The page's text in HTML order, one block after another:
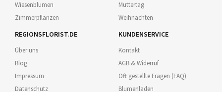
Wiesenblumen
Zimmerpflanzen
Muttertag
Weihnachten
REGIONSFLORIST.DE
Über uns
Blog
Impressum
Datenschutz
KUNDENSERVICE
Kontakt
AGB & Widerruf
Oft gestellte Fragen (FAQ)
Blumenladen